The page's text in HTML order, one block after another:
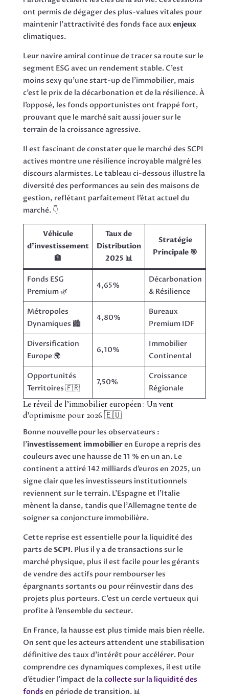
ont permis de dégager des plus-values vitales pour
maintenir l’attractivité des fonds face auxenjeux
climatiques.
Leur navire amiral continue de tracer sa route sur le
segment ESG avec un rendement stable. C’est
moins sexy qu’une start-up de l’immobilier, mais
c’est le prix de la décarbonation et de la résilience. À
l’opposé, les fonds opportunistes ont frappé fort,
prouvant que le marché sait aussi jouer sur le
terrain de la croissance agressive.
Il est fascinant de constater que le marché des SCPI
actives montre une résilience incroyable malgré les
discours alarmistes. Le tableau ci-dessous illustre la
diversité des performances au sein des maisons de
gestion, reflétant parfaitement l’état actuel du
marché. 👇
Véhicule
d’investissement
🏦
Taux de
Distribution
2025 📊
Stratégie
Principale 🎯
Fonds ESG
Premium 🌿
4,65%
Décarbonation
& Résilience
Métropoles
Dynamiques 🏙️
4,80%
Bureaux
Premium IDF
Diversification
Europe 🌍
6,10%
Immobilier
Continental
Opportunités
Territoires 🇫🇷
7,50%
Croissance
Régionale
Le réveil de l’immobilier européen : Un vent
d’optimisme pour 2026 🇪🇺
Bonne nouvelle pour les observateurs :
l’investissement immobilieren Europe a repris des
couleurs avec une hausse de 11 % en un an. Le
continent a attiré 142 milliards d’euros en 2025, un
signe clair que les investisseurs institutionnels
reviennent sur le terrain. L’Espagne et l’Italie
mènent la danse, tandis que l’Allemagne tente de
soigner sa conjoncture immobilière.
Cette reprise est essentielle pour la liquidité des
parts deSCPI. Plus il y a de transactions sur le
marché physique, plus il est facile pour les gérants
de vendre des actifs pour rembourser les
épargnants sortants ou pour réinvestir dans des
projets plus porteurs. C’est un cercle vertueux qui
profite à l’ensemble du secteur.
En France, la hausse est plus timide mais bien réelle.
On sent que les acteurs attendent une stabilisation
définitive des taux d’intérêt pour accélérer. Pour
comprendre ces dynamiques complexes, il est utile
d’étudier l’impact de lacollecte sur la liquidité des
fondsen période de transition. 📊